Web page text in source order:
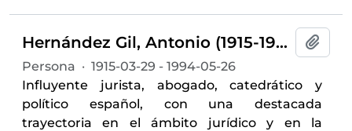
Hernández Gil, Antonio (1915-1994)
Persona · 1915-03-29 - 1994-05-26
Influyente jurista, abogado, catedrático y
político español, con una destacada
trayectoria en el ámbito jurídico y en la